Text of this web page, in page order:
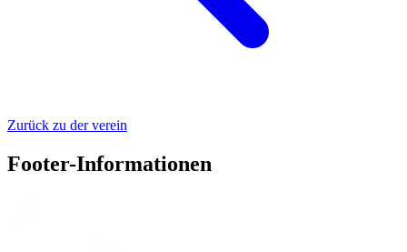
Zurück zu der verein
Footer-Informationen